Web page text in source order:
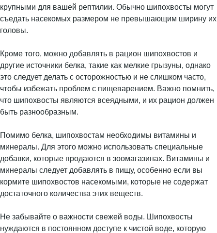
крупными для вашей рептилии. Обычно шипохвосты могут
съедать насекомых размером не превышающим ширину их
головы.
Кроме того, можно добавлять в рацион шипохвостов и
другие источники белка, такие как мелкие грызуны, однако
это следует делать с осторожностью и не слишком часто,
чтобы избежать проблем с пищеварением. Важно помнить,
что шипохвосты являются всеядными, и их рацион должен
быть разнообразным.
Помимо белка, шипохвостам необходимы витамины и
минералы. Для этого можно использовать специальные
добавки, которые продаются в зоомагазинах. Витамины и
минералы следует добавлять в пищу, особенно если вы
кормите шипохвостов насекомыми, которые не содержат
достаточного количества этих веществ.
Не забывайте о важности свежей воды. Шипохвосты
нуждаются в постоянном доступе к чистой воде, которую